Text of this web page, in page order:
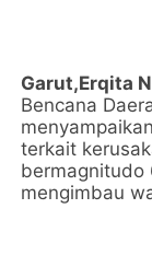
Garut,Erqita
Bencana
terkait
bermagnitudo
mengimbau